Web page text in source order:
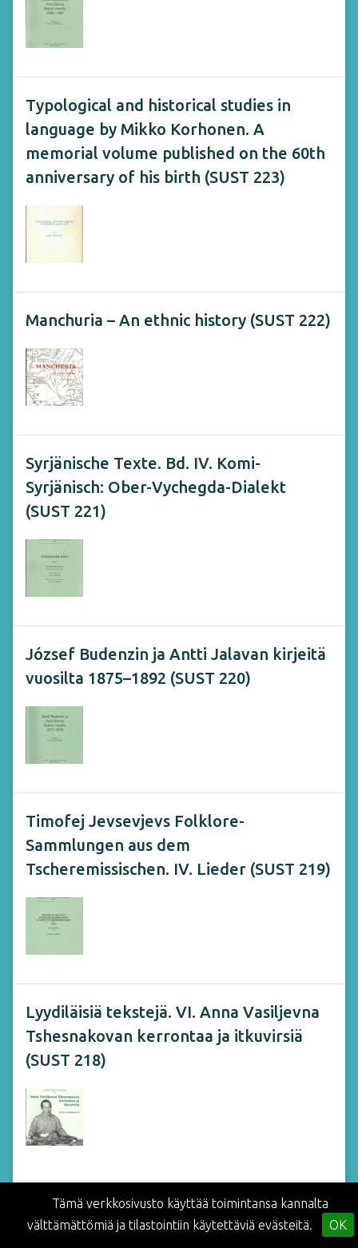
Typological and historical studies in
language by Mikko Korhonen. A
memorial volume published on the 60th
anniversary of his birth (SUST 223)
Manchuria – An ethnic history (SUST 222)
Syrjänische Texte. Bd. IV. Komi-
Syrjänisch: Ober-Vychegda-Dialekt
(SUST 221)
József Budenzin ja Antti Jalavan kirjeitä
vuosilta 1875–1892 (SUST 220)
Timofej Jevsevjevs Folklore-
Sammlungen aus dem
Tscheremissischen. IV. Lieder (SUST 219)
Lyydiläisiä tekstejä. VI. Anna Vasiljevna
Tshesnakovan kerrontaa ja itkuvirsiä
(SUST 218)
Näytä kaikki 180 julkaisua
Tämä verkkosivusto käyttää toimintansa kannalta
välttämättömiä ja tilastointiin käytettäviä evästeitä.
OK